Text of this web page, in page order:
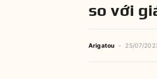
so với
Arigatou - 25/07/